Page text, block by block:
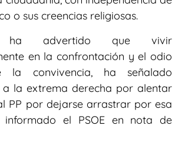
o sus creencias religiosas.
ha advertido que vivir
en la confrontación y el odio
la convivencia, ha señalado
a la extrema derecha por alentar
PP por dejarse arrastrar por esa
informado el PSOE en nota de